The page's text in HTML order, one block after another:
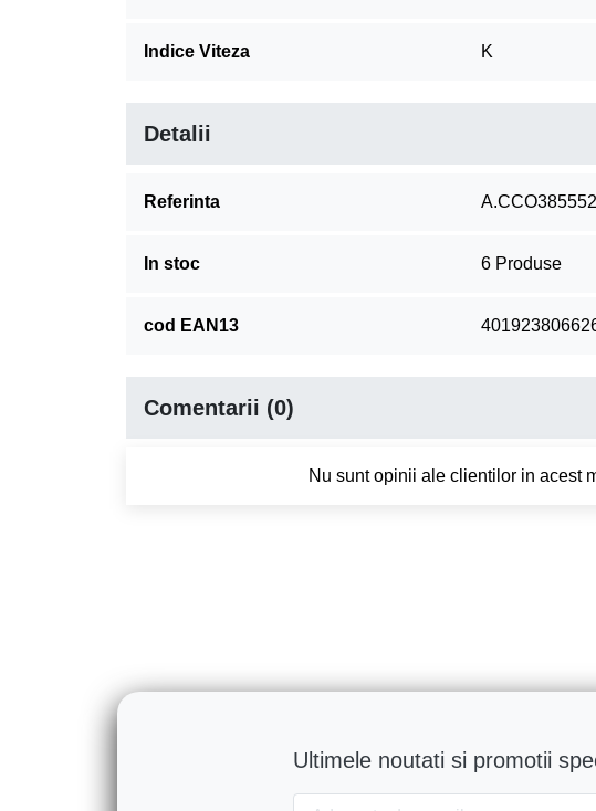
Indice Viteza K
Detalii
Referinta
In stoc 6 Produse
cod EAN13
Comentarii (0)
Nu sunt opinii ale clientilor in acest
Ultimele noutati si promotii